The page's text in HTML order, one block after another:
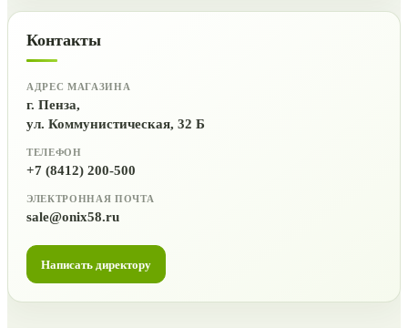
Контакты
АДРЕС МАГАЗИНА
г. Пенза,
ул. Коммунистическая, 32 Б
ТЕЛЕФОН
+7 (8412) 200-500
ЭЛЕКТРОННАЯ ПОЧТА
sale@onix58.ru
Написать директору